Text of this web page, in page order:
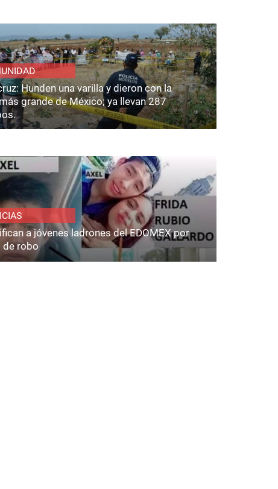
Hunden una varilla y dieron con la
grande de México; ya llevan 287
a jóvenes ladrones del EDOMEX por
de robo